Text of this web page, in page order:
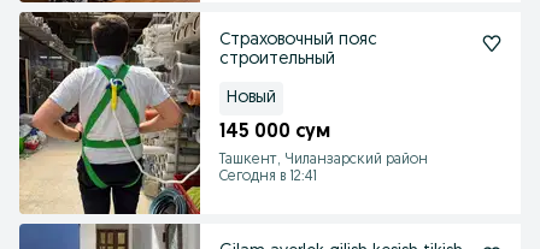
Страховочный пояс
строительный
Новый
145 000 сум
Ташкент, Чиланзарский район
Сегодня в 12:41